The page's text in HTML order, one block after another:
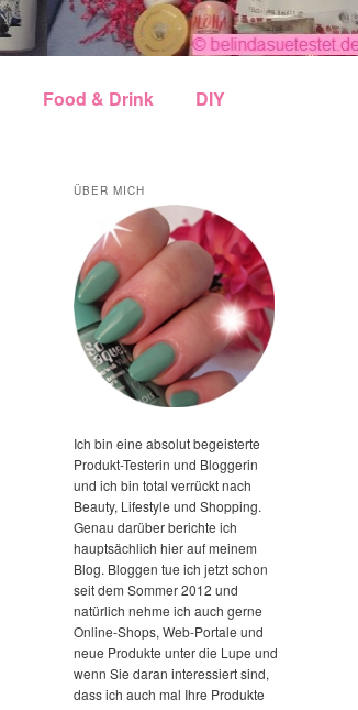
Food & Drink DIY
ÜBER MICH
Ich bin eine absolut begeisterte
Produkt-Testerin und Bloggerin
und ich bin total verrückt nach
Beauty, Lifestyle und Shopping.
Genau darüber berichte ich
hauptsächlich hier auf meinem
Blog. Bloggen tue ich jetzt schon
seit dem Sommer 2012 und
natürlich nehme ich auch gerne
Online-Shops, Web-Portale und
neue Produkte unter die Lupe und
wenn Sie daran interessiert sind,
dass ich auch mal Ihre Produkte